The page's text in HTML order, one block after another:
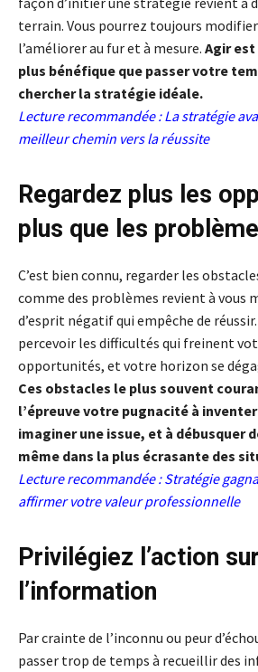
terrain. Vous pourrez toujours
l’améliorer au fur et à mesure. Agir
plus bénéfique que passer votre
chercher la stratégie idéale.
Lecture recommandée :La stratégie
meilleur chemin vers la réussite
Regardez plus les
plus que les
C’est bien connu, regarder les
comme des problèmes revient à vous
d’esprit négatif qui empêche de
percevoir les difficultés qui freinent
opportunités, et votre horizon se
Ces obstacles le plus souvent
l’épreuve votre pugnacité à
imaginer une issue, et à débusquer
même dans la plus écrasante des
Lecture recommandée :Stratégie
affirmer votre valeur professionnelle
Privilégiez l’action sur
l’information
Par crainte de l’inconnu ou peur
passer trop de temps à recueillir des